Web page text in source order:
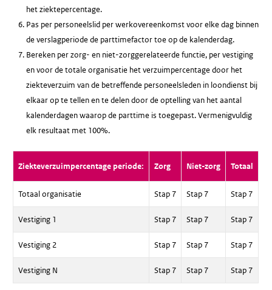
het ziektepercentage.
Pas per personeelslid per werkovereenkomst voor elke dag binnen
de verslagperiode de parttimefactor toe op de kalenderdag.
Bereken per zorg- en niet-zorggerelateerde functie, per vestiging
en voor de totale organisatie het verzuimpercentage door het
ziekteverzuim van de betreffende personeelsleden in loondienst bij
elkaar op te tellen en te delen door de optelling van het aantal
kalenderdagen waarop de parttime is toegepast. Vermenigvuldig
elk resultaat met 100%.
Ziekteverzuimpercentage periode: Zorg Niet-zorg Totaal
Totaal organisatie Stap 7 Stap 7 Stap 7
Vestiging 1 Stap 7 Stap 7 Stap 7
Vestiging 2 Stap 7 Stap 7 Stap 7
Vestiging N Stap 7 Stap 7 Stap 7